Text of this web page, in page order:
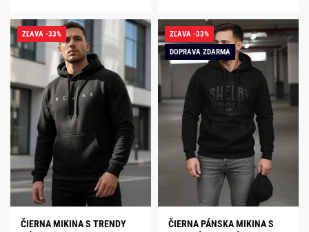
ZĽAVA -33%
ČIERNA MIKINA S TRENDY
ZĽAVA -33%
DOPRAVA ZDARMA
ČIERNA PÁNSKA MIKINA S